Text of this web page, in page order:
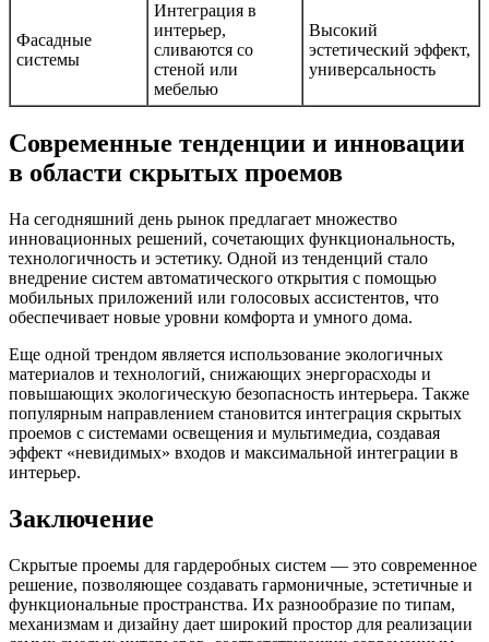
Фасадные
системы
Интеграция в
интерьер,
сливаются со
стеной или
мебелью
Высокий
эстетический эффект,
универсальность
Современные тенденции и инновации
в области скрытых проемов
На сегодняшний день рынок предлагает множество
инновационных решений, сочетающих функциональность,
технологичность и эстетику. Одной из тенденций стало
внедрение систем автоматического открытия с помощью
мобильных приложений или голосовых ассистентов, что
обеспечивает новые уровни комфорта и умного дома.
Еще одной трендом является использование экологичных
материалов и технологий, снижающих энергорасходы и
повышающих экологическую безопасность интерьера. Также
популярным направлением становится интеграция скрытых
проемов с системами освещения и мультимедиа, создавая
эффект «невидимых» входов и максимальной интеграции в
интерьер.
Заключение
Скрытые проемы для гардеробных систем — это современное
решение, позволяющее создавать гармоничные, эстетичные и
функциональные пространства. Их разнообразие по типам,
механизмам и дизайну дает широкий простор для реализации